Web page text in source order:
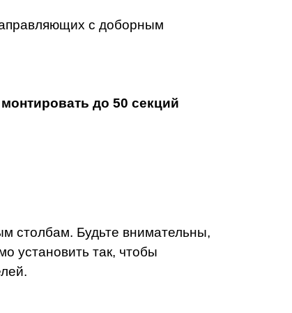
с доборным
до 50 секций
столбам. Будьте внимательны,
установить так, чтобы